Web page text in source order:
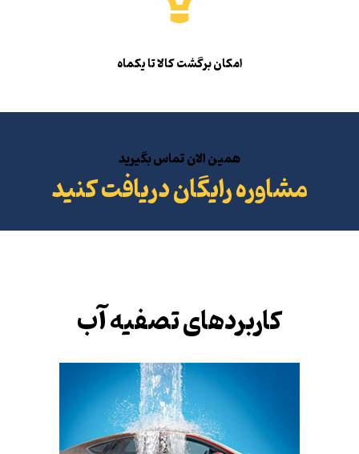
امکان برگشت کالا تا یکماه
همین الان تماس بگیرید
مشاوره رایگان دریافت کنید
کاربردهای تصفیه آب